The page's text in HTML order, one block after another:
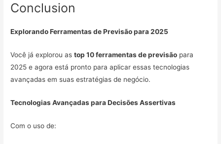
Conclusion
Explorando Ferramentas de Previsão para 2025
Você já explorou astop 10 ferramentas de previsão para
2025 e agora está pronto para aplicar essas tecnologias
avançadas em suas estratégias de negócio.
Tecnologias Avançadas para Decisões Assertivas
Com o uso de: